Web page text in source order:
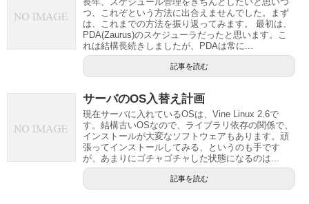
つ、これぞという方法に出合えませんでした。まず
は、これまでの方法を振り返ってみます。 最初は、
PDA(Zaurus)のスケジューラだったと思います。こ
れは結構長続きしましたが、PDAは常に...
記事を読む
サーバのOS入替え計画
現在サーバに入れているOSは、Vine Linux 2.6で
す。結構古いOSなので、ライブラリ依存の関係で、
インストールが大変なソフトウェアもあります。頑
張ってインストールしてみる、というのも手です
が、あまりにゴチャゴチャした状態になるのは...
記事を読む